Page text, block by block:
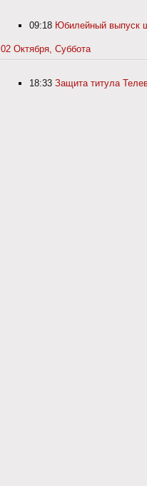
09:18 Юбилейный выпуск
02 Октября, Суббота
18:33 Защита титула